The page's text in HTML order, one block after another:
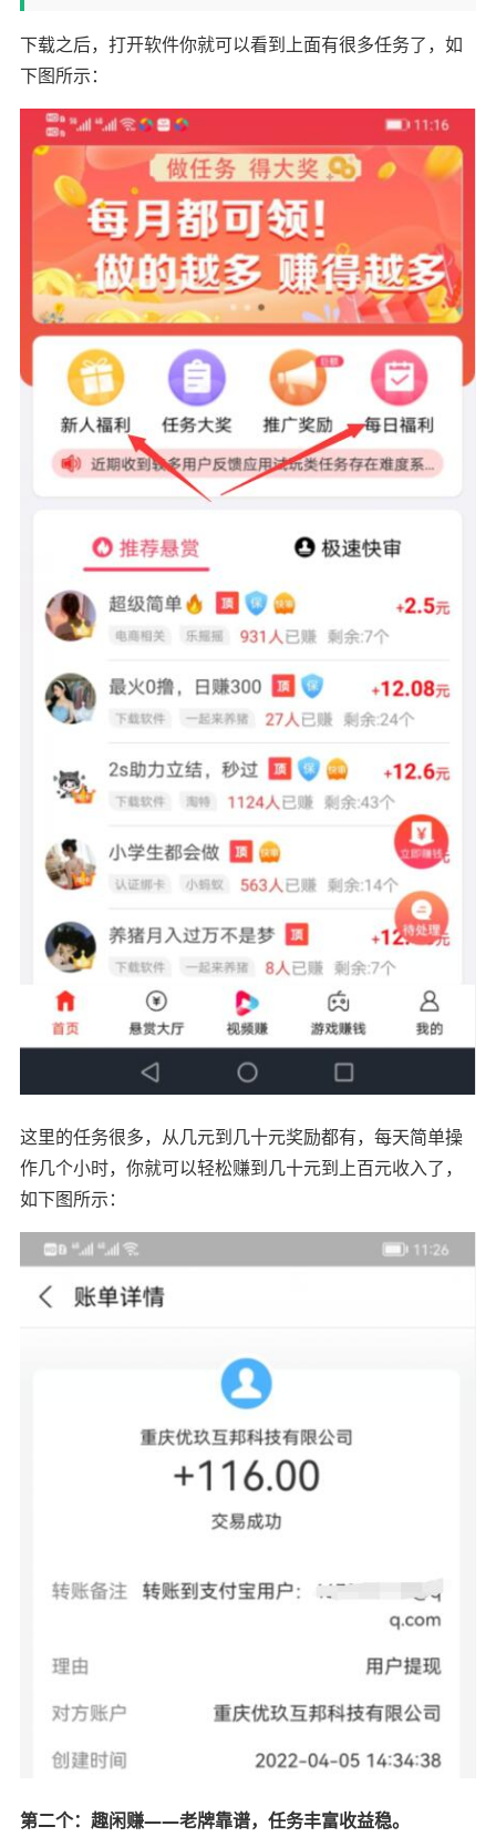
下载之后，打开软件你就可以看到上面有很多任务了，如
下图所示：
这里的任务很多，从几元到几十元奖励都有，每天简单操
作几个小时，你就可以轻松赚到几十元到上百元收入了，
如下图所示：
第二个：趣闲赚——老牌靠谱，任务丰富收益稳。